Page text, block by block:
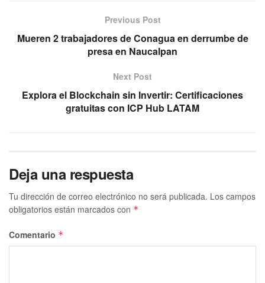
Previous Post
Mueren 2 trabajadores de Conagua en derrumbe de
presa en Naucalpan
Next Post
Explora el Blockchain sin Invertir: Certificaciones
gratuitas con ICP Hub LATAM
Deja una respuesta
Tu dirección de correo electrónico no será publicada. Los campos
obligatorios están marcados con *
Comentario *